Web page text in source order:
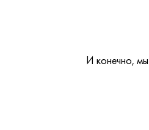
И конечно,